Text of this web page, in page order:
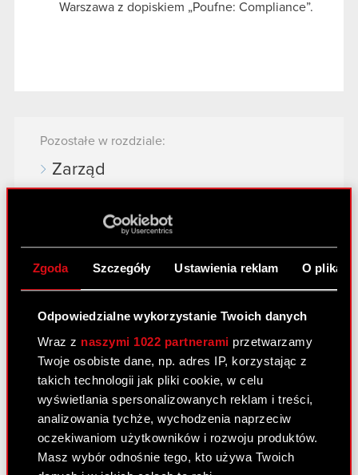
Zgoda Szczegóły Ustawienia reklam O
Odpowiedzialne wykorzystanie Twoich danych
Wraz z naszymi 1022 partnerami przetwarzamy
Twoje osobiste dane, np. adres IP, korzystając z
takich technologii jak pliki cookie, w celu
wyświetlania spersonalizowanych reklam i treści,
analizowania tychże, wychodzenia naprzeciw
oczekiwaniom użytkowników i rozwoju produktów.
Masz wybór odnośnie tego, kto używa Twoich
Warszawa z dopiskiem „Poufne: Compliance”.
Pozostałe w rozdziale:
Zarząd
Ochrona danych osobowych i
Ochrona własności intelektualnej
Rozdziały:
Odpowiedzialność społeczna
Odpowiedzialne zarządzanie i ład
organizacyjny
Odpowiedzialność wobec